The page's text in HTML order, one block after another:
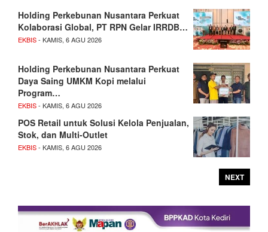
Holding Perkebunan Nusantara Perkuat
Kolaborasi Global, PT RPN Gelar IRRDB…
EKBIS- KAMIS, 6 AGU 2026
Holding Perkebunan Nusantara Perkuat
Daya Saing UMKM Kopi melalui
Program…
EKBIS- KAMIS, 6 AGU 2026
POS Retail untuk Solusi Kelola Penjualan,
Stok, dan Multi-Outlet
EKBIS- KAMIS, 6 AGU 2026
NEXT